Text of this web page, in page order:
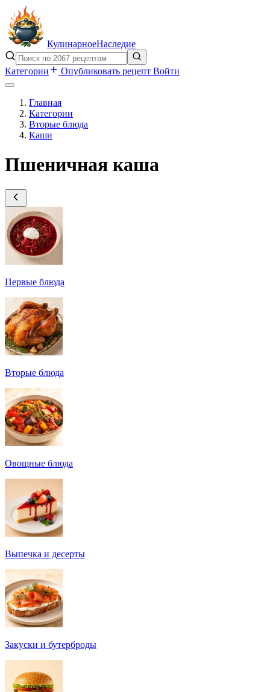
КулинарноеНаследие
Категории Опубликовать рецепт Войти
Главная
Категории
Вторые блюда
Каши
Пшеничная каша
Первые блюда
Вторые блюда
Овощные блюда
Выпечка и десерты
Закуски и бутерброды